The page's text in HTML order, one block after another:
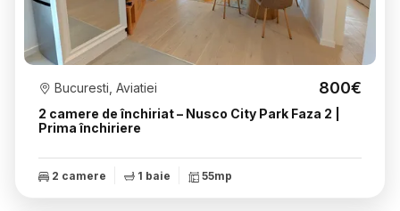
2 camere de închiriat – Nusco City Park Faza 2 |
Prima închiriere
Bucuresti, Aviatiei 800€
2 camere 1 baie 55mp